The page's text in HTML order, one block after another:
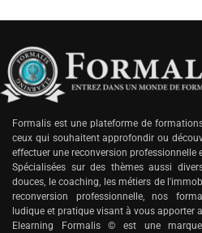
Formalis est une plateforme de
ceux qui souhaitent approfondir ou
effectuer une reconversion professionnelle
Spécialisées sur des thèmes aussi
douces, le coaching, les métiers de
reconversion professionnelle, nos
ludique et pratique visant à vous apporter
Elearning Formalis © est une